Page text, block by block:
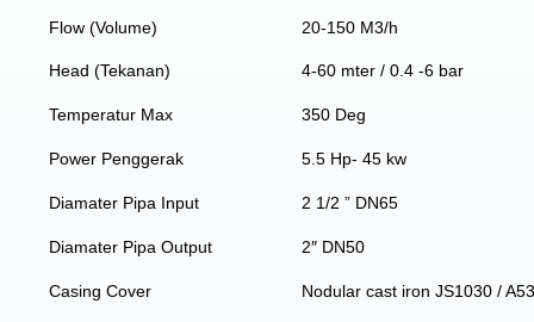
Flow (Volume) 20-150 M3/h
Head (Tekanan) 4-60 mter / 0.4 -6 bar
Temperatur Max 350 Deg
Power Penggerak 5.5 Hp- 45 kw
Diamater Pipa Input 2 1/2 ” DN65
Diamater Pipa Output 2″ DN50
Casing Cover Nodular cast iron JS1030 /